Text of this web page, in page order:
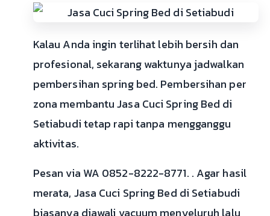
Kalau Anda ingin terlihat lebih bersih dan
profesional, sekarang waktunya jadwalkan
pembersihan spring bed. Pembersihan per
zona membantu Jasa Cuci Spring Bed di
Setiabudi tetap rapi tanpa mengganggu
aktivitas.
Pesan via WA 0852-8222-8771. . Agar hasil
merata, Jasa Cuci Spring Bed di Setiabudi
biasanya diawali vacuum menyeluruh lalu